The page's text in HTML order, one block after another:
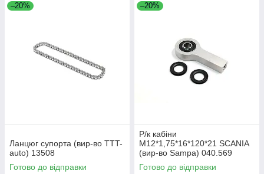
–20%
Ланцюг супорта (вир-во TTT-
auto) 13508
Готово до відправки
–20%
Р/к кабіни
M12*1,75*16*120*21 SCANIA
(вир-во Sampa) 040.569
Готово до відправки